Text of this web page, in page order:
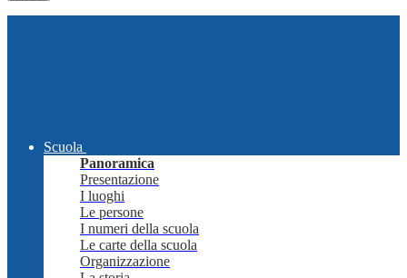
Scuola
Panoramica
Presentazione
I luoghi
Le persone
I numeri della scuola
Le carte della scuola
Organizzazione